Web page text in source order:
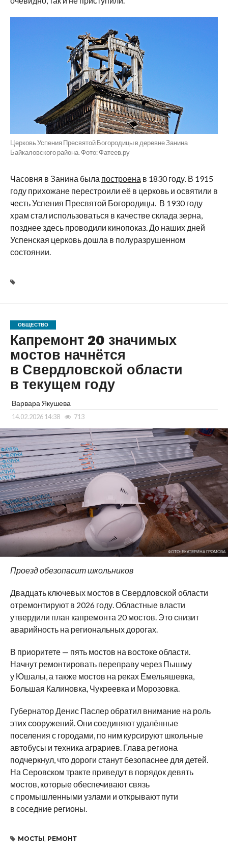
Церковь Успения Пресвятой Богородицы в деревне Занина
Байкаловского района. Фото: Фатеев.ру
Часовня в Занина была построена в 1830 году. В 1915
году прихожане перестроили её в церковь и освятили в
честь Успения Пресвятой Богородицы. В 1930 году
храм стал использоваться в качестве склада зерна,
позднее здесь проводили кинопоказ. До наших дней
Успенская церковь дошла в полуразрушенном
состоянии.
ОБЩЕСТВО
Капремонт 20 значимых
мостов начнётся
в Свердловской области
в текущем году
Варвара Якушева
14.02.2026 14:38 713
ФОТО: ЕКАТЕРИНА ГРОМОВА
Проезд обезопасит школьников
Двадцать ключевых мостов в Свердловской области
отремонтируют в 2026 году. Областные власти
утвердили план капремонта 20 мостов. Это снизит
аварийность на региональных дорогах.
В приоритете — пять мостов на востоке области.
Начнут ремонтировать переправу через Пышму
у Юшалы, а также мостов на реках Емельяшевка,
Большая Калиновка, Чукреевка и Морозовка.
Губернатор Денис Паслер обратил внимание на роль
этих сооружений. Они соединяют удалённые
поселения с городами, по ним курсируют школьные
автобусы и техника аграриев. Глава региона
подчеркнул, что дороги станут безопаснее для детей.
На Серовском тракте приведут в порядок девять
мостов, которые обеспечивают связь
с промышленными узлами и открывают пути
в соседние регионы.
МОСТЫ РЕМОНТ